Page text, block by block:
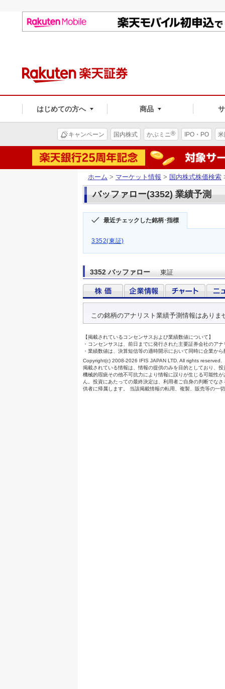
はじめての方へ 商品
キャンペーン 国内株式 かぶミニ® IPO・PO
ホーム > マーケット情報 > 国内株式株価検索
バッファロー(3352) 業績予測
最近チェックした銘柄･指標
3352(東証)
3352 バッファロー 東証